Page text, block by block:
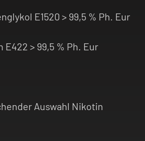
E1520 > 99,5 % Ph. Eur
E422 > 99,5 % Ph. Eur
Auswahl Nikotin